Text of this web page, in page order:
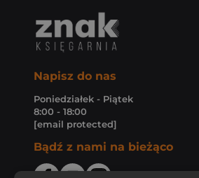
Napisz do nas
Poniedziałek - Piątek
8:00 - 18:00
[email protected]
Bądź z nami na bieżąco